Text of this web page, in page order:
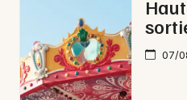
07/